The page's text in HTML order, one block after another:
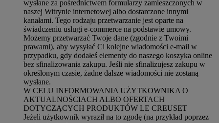
wysłane za pośrednictwem formularzy zamieszczonych w
naszej Witrynie internetowej albo dostarczone innymi
kanałami. Tego rodzaju przetwarzanie jest oparte na
świadczeniu usługi e-commerce na podstawie umowy.
Możemy przetwarzać Twoje dane (zgodnie z Twoimi
prawami), aby wysyłać Ci kolejne wiadomości e-mail w
przypadku, gdy dodałeś elementy do naszego koszyka online
bez sfinalizowania zakupu. Jeśli nie sfinalizujesz zakupu w
określonym czasie, żadne dalsze wiadomości nie zostaną
wysłane.
W CELU INFORMOWANIA UŻYTKOWNIKA O
AKTUALNOŚCIACH ALBO OFERTACH
DOTYCZĄCYCH PRODUKTÓW LE CREUSET
Jeżeli użytkownik wyraził na to zgodę (na przykład poprzez